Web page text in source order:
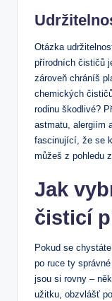
Otázka
přírodních čističů
zároveň chráníš
chemických
rodinu škodlivé?
astmatu, alergiím
fascinující, že se
můžeš z pohledu
Jak
čisticí
Pokud se
po ruce ty
jsou si rovny –
užitku, obzvlášť